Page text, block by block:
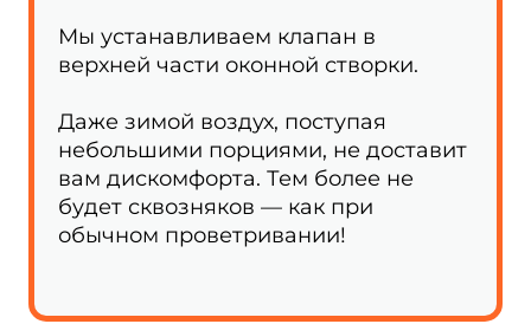
Мы устанавливаем клапан в
верхней части оконной створки.
Даже зимой воздух, поступая
небольшими порциями, не доставит
вам дискомфорта. Тем более не
будет сквозняков — как при
обычном проветривании!